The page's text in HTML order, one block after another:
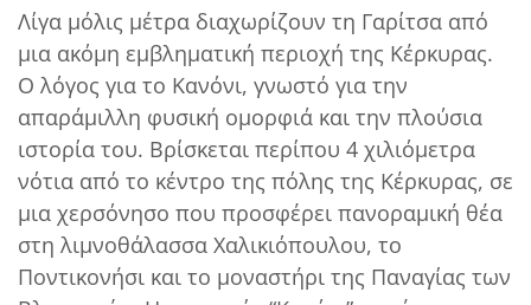
Λίγα μόλις μέτρα διαχωρίζουν τη Γαρίτσα από
μια ακόμη εμβληματική περιοχή της Κέρκυρας.
Ο λόγος για το Κανόνι, γνωστό για την
απαράμιλλη φυσική ομορφιά και την πλούσια
ιστορία του. Βρίσκεται περίπου 4 χιλιόμετρα
νότια από το κέντρο της πόλης της Κέρκυρας, σε
μια χερσόνησο που προσφέρει πανοραμική θέα
στη λιμνοθάλασσα Χαλικιόπουλου, το
Ποντικονήσι και το μοναστήρι της Παναγίας των